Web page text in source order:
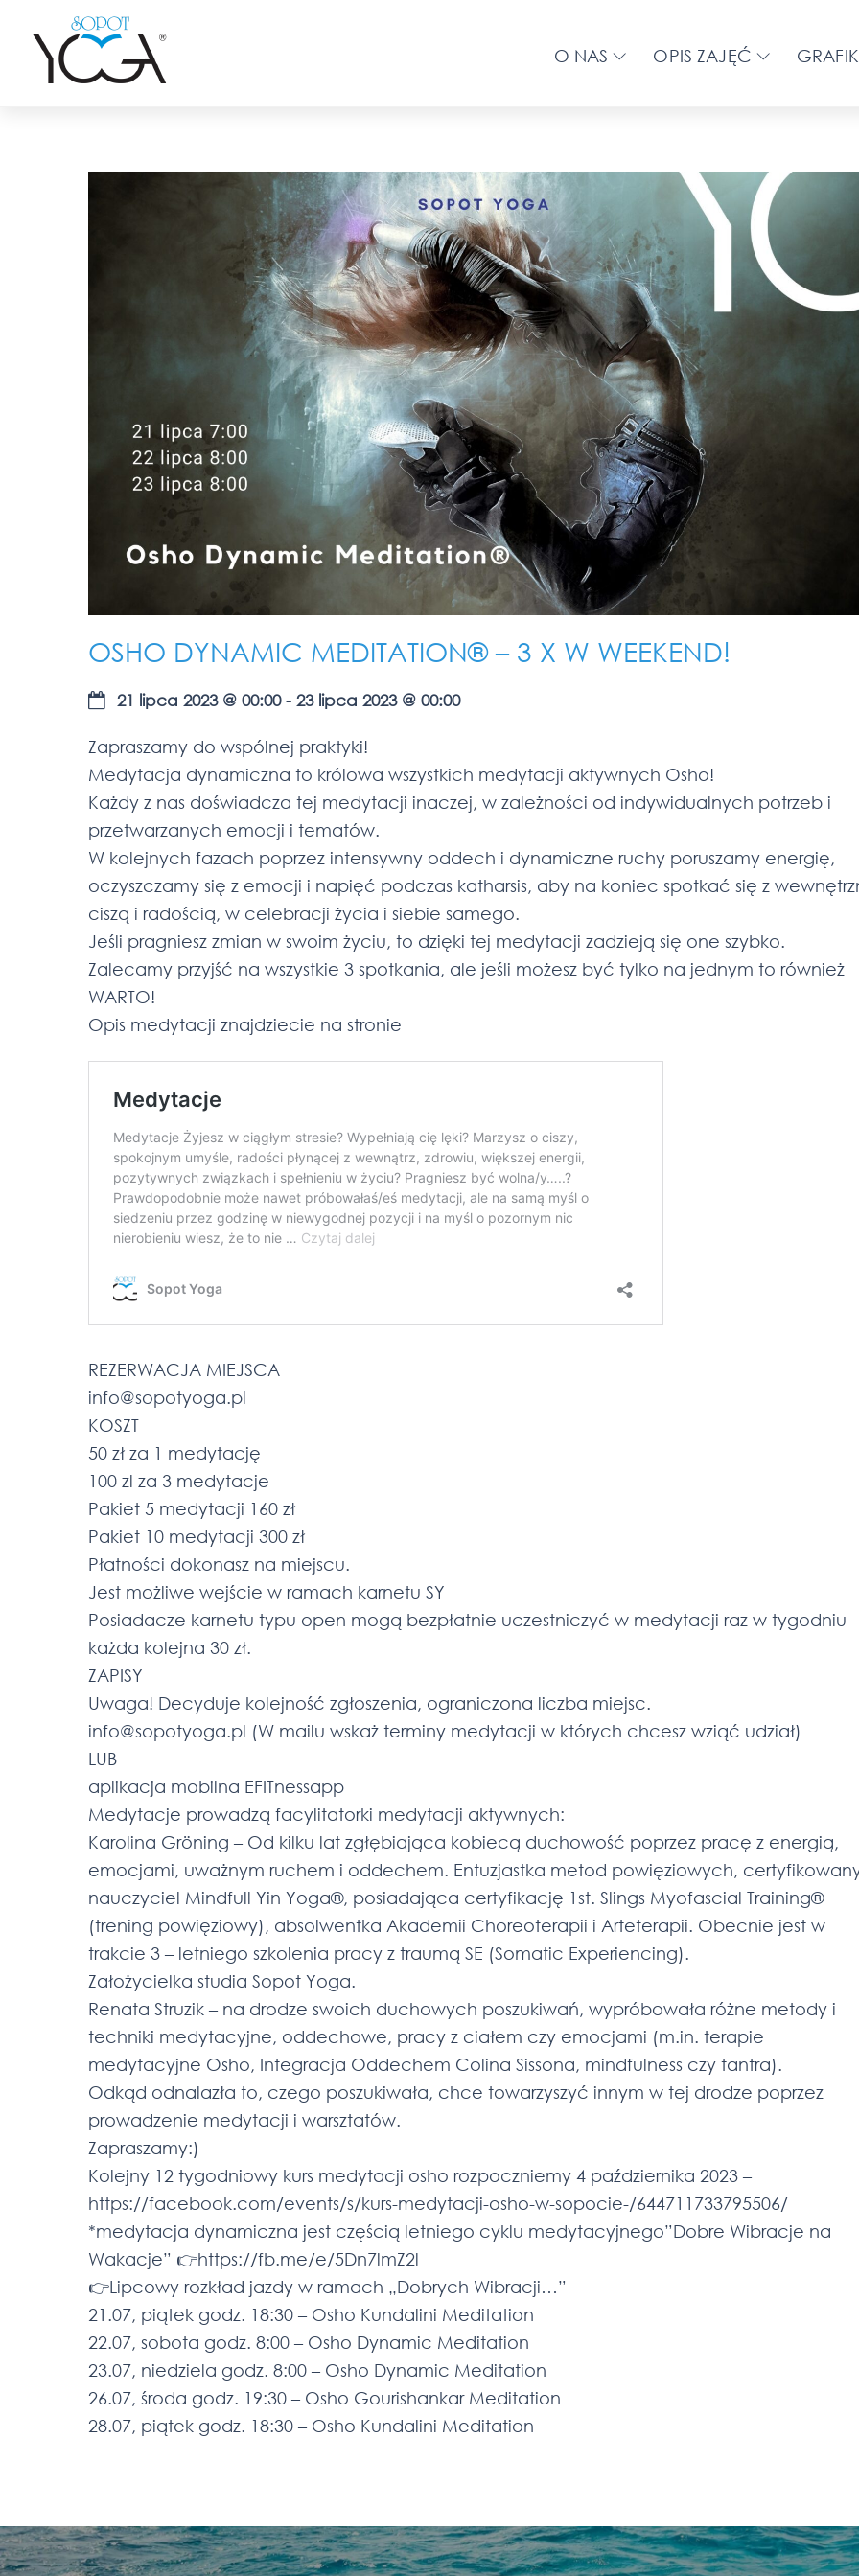
O NAS OPIS ZAJĘĆ GRAFIK
OSHO DYNAMIC MEDITATION® – 3 X W WEEKEND!
21 lipca 2023 @00:00-23 lipca 2023@00:00
Zapraszamy do wspólnej praktyki!
Medytacja dynamiczna to królowa wszystkich medytacji aktywnych Osho!
Każdy z nas doświadcza tej medytacji inaczej, w zależności od indywidualnych potrzeb i
przetwarzanych emocji i tematów.
W kolejnych fazach poprzez intensywny oddech i dynamiczne ruchy poruszamy energię,
oczyszczamy się z emocji i napięć podczas katharsis, aby na koniec spotkać się z
ciszą i radością, w celebracji życia i siebie samego.
Jeśli pragniesz zmian w swoim życiu, to dzięki tej medytacji zadzieją się one szybko.
Zalecamy przyjść na wszystkie 3 spotkania, ale jeśli możesz być tylko na jednym to również
WARTO!
Opis medytacji znajdziecie na stronie
REZERWACJA MIEJSCA
info@sopotyoga.pl
KOSZT
50 zł za 1 medytację
100 zl za 3 medytacje
Pakiet 5 medytacji 160 zł
Pakiet 10 medytacji 300 zł
Płatności dokonasz na miejscu.
Jest możliwe wejście w ramach karnetu SY
Posiadacze karnetu typu open mogą bezpłatnie uczestniczyć w medytacji raz w tygodniu –
każda kolejna 30 zł.
ZAPISY
Uwaga! Decyduje kolejność zgłoszenia, ograniczona liczba miejsc.
info@sopotyoga.pl (W mailu wskaż terminy medytacji w których chcesz wziąć udział)
LUB
aplikacja mobilna EFITnessapp
Medytacje prowadzą facylitatorki medytacji aktywnych:
Karolina Gröning – Od kilku lat zgłębiająca kobiecą duchowość poprzez pracę z energią,
emocjami, uważnym ruchem i oddechem. Entuzjastka metod powięziowych,
nauczyciel Mindfull Yin Yoga®, posiadająca certyfikację 1st. Slings Myofascial Training®
(trening powięziowy), absolwentka Akademii Choreoterapii i Arteterapii. Obecnie jest w
trakcie 3 – letniego szkolenia pracy z traumą SE (Somatic Experiencing).
Założycielka studia Sopot Yoga.
Renata Struzik – na drodze swoich duchowych poszukiwań, wypróbowała różne metody i
techniki medytacyjne, oddechowe, pracy z ciałem czy emocjami (m.in. terapie
medytacyjne Osho, Integracja Oddechem Colina Sissona, mindfulness czy tantra).
Odkąd odnalazła to, czego poszukiwała, chce towarzyszyć innym w tej drodze poprzez
prowadzenie medytacji i warsztatów.
Zapraszamy:)
Kolejny 12 tygodniowy kurs medytacji osho rozpoczniemy 4 października 2023 –
https://facebook.com/events/s/kurs-medytacji-osho-w-sopocie-/644711733795506/
*medytacja dynamiczna jest częścią letniego cyklu medytacyjnego”Dobre Wibracje na
Wakacje” 👉https://fb.me/e/5Dn7lmZ2l
👉Lipcowy rozkład jazdy w ramach „Dobrych Wibracji…”
21.07, piątek godz. 18:30 – Osho Kundalini Meditation
22.07, sobota godz. 8:00 – Osho Dynamic Meditation
23.07, niedziela godz. 8:00 – Osho Dynamic Meditation
26.07, środa godz. 19:30 – Osho Gourishankar Meditation
28.07, piątek godz. 18:30 – Osho Kundalini Meditation